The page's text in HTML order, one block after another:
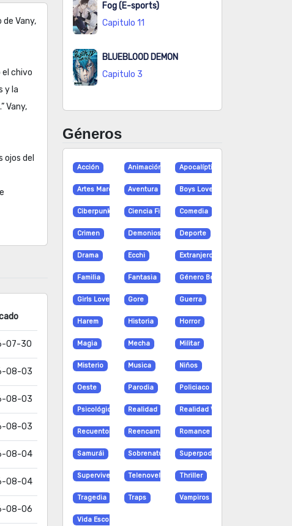
Vany,
el chivo
y la
Vany,
ojos del
07-30
08-03
08-03
08-03
08-04
08-04
08-06
Fog (E-sports)
Capitulo 11
BLUEBLOOD DEMON
Capitulo 3
Géneros
Acción Animación Apocalíptico
Artes Marciales Aventura Boys Love
Ciberpunk Ciencia Ficción Comedia
Crimen Demonios Deporte
Drama Ecchi Extranjero
Familia Fantasia Género Bender
Girls Love Gore Guerra
Harem Historia Horror
Magia Mecha Militar
Misterio Musica Niños
Oeste Parodia Policiaco
Psicológico Realidad Realidad Virtual
Recuentos de la vidaReencarnación Romance
Samurái Sobrenatural Superpoderes
Supervivencia Telenovela Thriller
Tragedia Traps Vampiros
Vida Escolar